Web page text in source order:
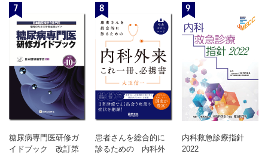
7
糖尿病専門医研修ガ
イドブック 改訂第
8
患者さんを総合的に
診るための 内科外
9
内科救急診療指針
2022